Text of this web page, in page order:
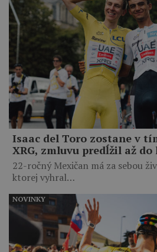
Isaac del Toro zostane v
XRG, zmluvu predĺžil až do
22-ročný Mexičan má za sebou
ktorej vyhral…
NOVINKY